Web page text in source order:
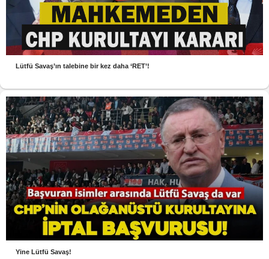
Lütfü Savaş’ın talebine bir kez daha ‘RET’!
Yine Lütfü Savaş!